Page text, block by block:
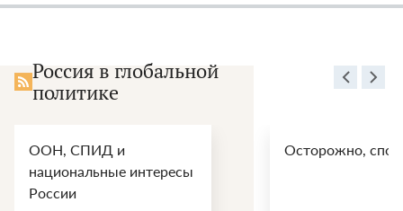
Россия в глобальной
политике
ООН, СПИД и
национальные интересы
России
Осторожно,